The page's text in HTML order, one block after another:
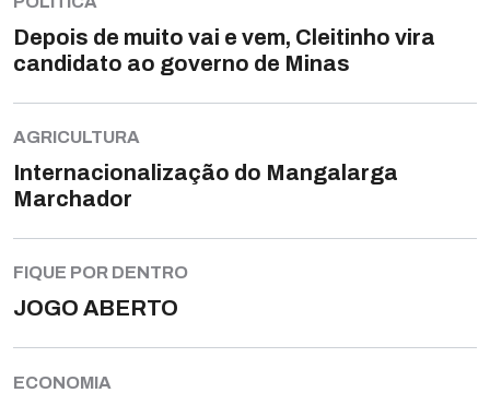
Depois de muito vai e vem, Cleitinho vira
candidato ao governo de Minas
AGRICULTURA
Internacionalização do Mangalarga
Marchador
FIQUE POR DENTRO
JOGO ABERTO
ECONOMIA